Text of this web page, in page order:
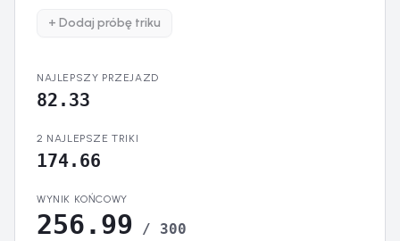
+ Dodaj próbę triku
NAJLEPSZY PRZEJAZD
82.33
2 NAJLEPSZE TRIKI
174.66
WYNIK KOŃCOWY
256.99 / 300